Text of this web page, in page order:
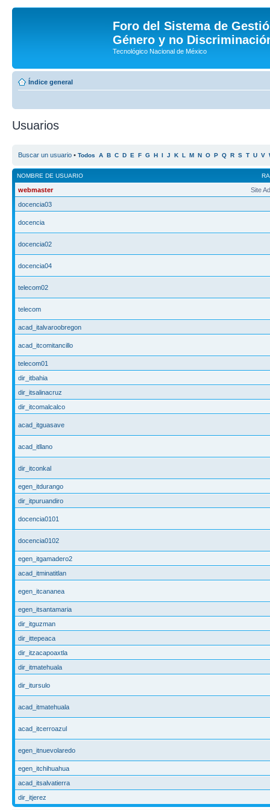
Foro del Sistema de
Género y no
Tecnológico Nacional de México
Índice general
Usuarios
Buscar un usuario • Todos A B C D E F G H I J K L M N O P Q R S T U V
NOMBRE DE USUARIO
Site
webmaster
docencia03
docencia
docencia02
docencia04
telecom02
telecom
acad_italvaroobregon
acad_itcomitancillo
telecom01
dir_itbahia
dir_itsalinacruz
dir_itcomalcalco
acad_itguasave
acad_itllano
dir_itconkal
egen_itdurango
dir_itpuruandiro
docencia0101
docencia0102
egen_itgamadero2
acad_itminatitlan
egen_itcananea
egen_itsantamaria
dir_itguzman
dir_ittepeaca
dir_itzacapoaxtla
dir_itmatehuala
dir_itursulo
acad_itmatehuala
acad_itcerroazul
egen_itnuevolaredo
egen_itchihuahua
acad_itsalvatierra
dir_itjerez